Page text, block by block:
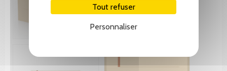
Tout refuser
Personnaliser